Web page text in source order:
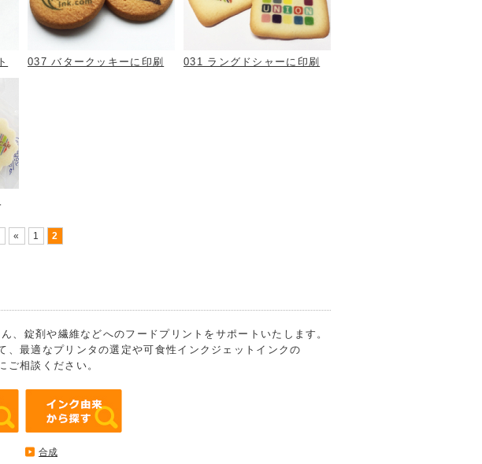
037 バタークッキーに印刷 031 ラングドシャーに印刷
« 1 2
、錠剤や繊維などへのフードプリントをサポートいたします。
最適なプリンタの選定や可食性インクジェットインクの
ご相談ください。
合成